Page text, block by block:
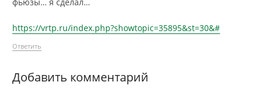
https://vrtp.ru/index.php?showtopic=35895&st=30&#
Ответить
Добавить комментарий